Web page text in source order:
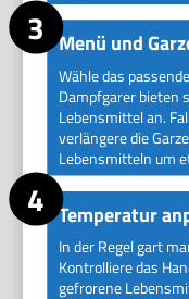
Menü und
Wähle das
Dampfgarer bieten
Lebensmittel an.
verlängere die
Lebensmitteln um
Temperatur
In der Regel gart
Kontrolliere das
gefrorene